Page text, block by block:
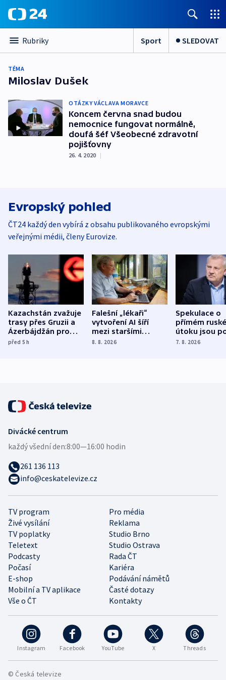
Rubriky Sport SLEDOVAT
TÉMA
Miloslav Dušek
OTÁZKY VÁCLAVA MORAVCE
Koncem června snad budou
nemocnice fungovat normálně,
doufá šéf Všeobecné zdravotní
pojišťovny
26. 4. 2020 |
Evropský pohled
ČT24 každý den vybírá z obsahu publikovaného evropskými
veřejnými médii, členy Eurovize.
Kazachstán zvažuje
trasy přes Gruzii a
Ázerbájdžán pro
vývoz ropy do
před 5h
Falešní „lékaři“
vytvoření AI šíří
mezi staršími
Poláky nebezpečné
8. 8. 2026
Spekulace o
přímém
útoku jsou
míní
7. 8. 2026
Instagram Facebook YouTube X Threads
TV program
Pro média
Živé vysílání
Reklama
TV poplatky
Studio Brno
Teletext
Studio Ostrava
Podcasty
Rada ČT
Počasí
Kariéra
E-shop
Podávání námětů
Mobilní a TV aplikace
Časté dotazy
Vše o ČT
Kontakty
Divácké centrum
každý všední den:8:00—16:00 hodin
261 136 113
info@ceskatelevize.cz
© Česká televize